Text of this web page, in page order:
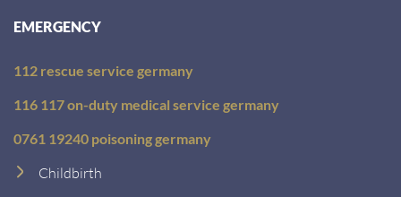
EMERGENCY
112 rescue service germany
116 117 on-duty medical service germany
0761 19240 poisoning germany
Childbirth